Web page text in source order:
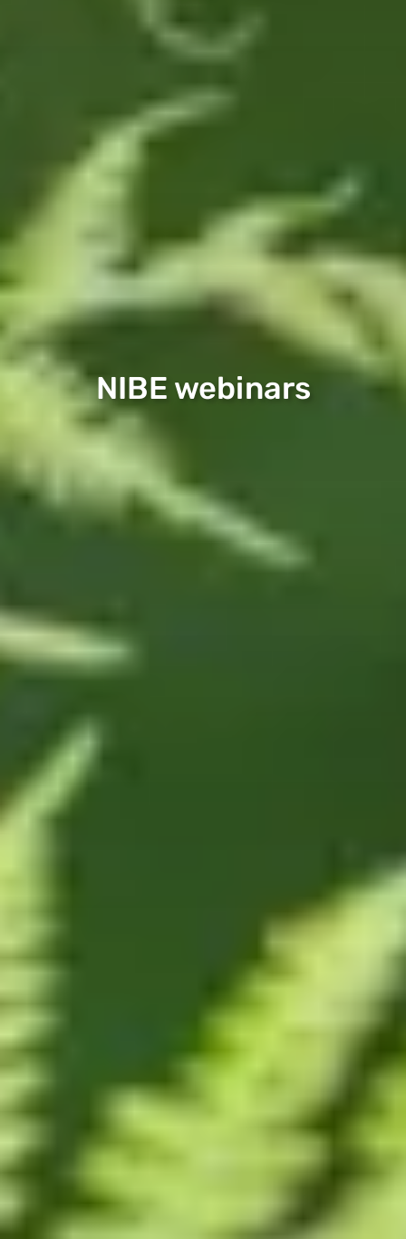
NIBE webinars